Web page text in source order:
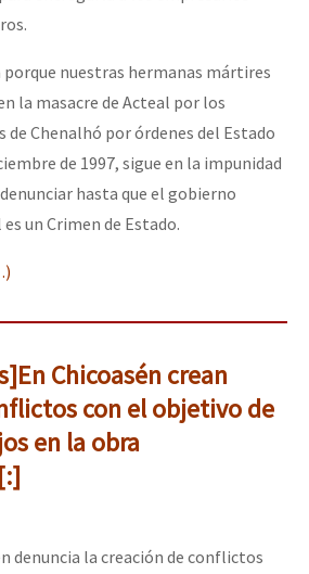
nuestras hermanas mártires
la masacre de Acteal por los
Chenalhó por órdenes del Estado
de 1997, sigue en la impunidad
hasta que el gobierno
un Crimen de Estado.
Chicoasén crean
con el objetivo de
en la obra
denuncia la creación de conflictos